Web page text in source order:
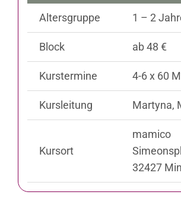
Altersgruppe 1 – 2
Block ab 48 €
Kurstermine 4-6 x 60
Kursleitung Martyna,
Kursort
mamico
32427